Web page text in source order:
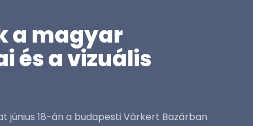
a magyar
és a vizuális
június 18-án a budapesti Várkert Bazárban